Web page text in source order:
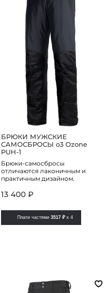
БРЮКИ МУЖСКИЕ
САМОСБРОСЫ o3 Ozone
PUH-1
Брюки-самосбросы
отличаются лаконичным и
практичным дизайном.
13 400 ₽
Плати частями 3517 ₽ x 4